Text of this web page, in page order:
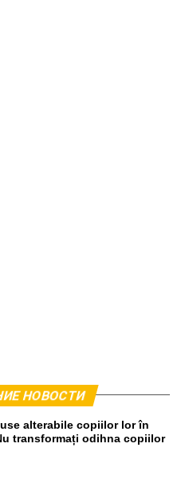
в 440
Водитель прошел тест
отрицательным,
инцидента
НОВОСТИ
alterabile copiilor lor în
transformați odihna copiilor